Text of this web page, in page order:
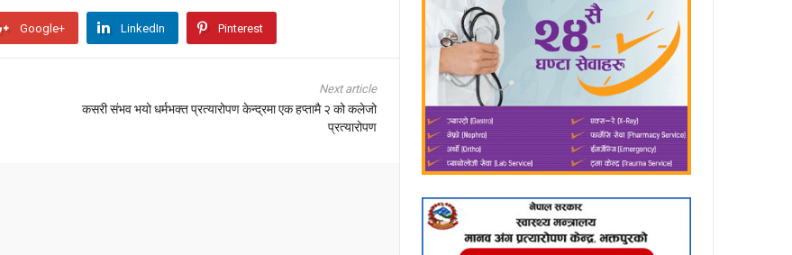
Google+ LinkedIn Pinterest
Next article
कसरी संभव भयो धर्मभक्त प्रत्यारोपण केन्द्रमा एक हप्तामै २ को कलेजो
प्रत्यारोपण